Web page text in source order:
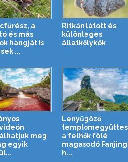
a
és más
hangját is
...
Ritkán látott és
különleges
állatkölykök
meg
egyik
Lenyűgöző
templomegyüttes
a felhők fölé
magasodó Fanjing
h...